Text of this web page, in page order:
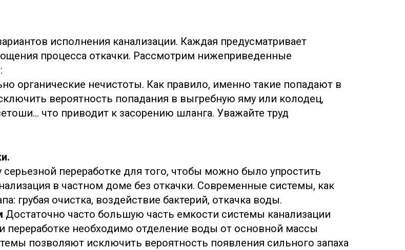
исполнения канализации. Каждая предусматривает
процесса откачки. Рассмотрим нижеприведенные
органические нечистоты. Как правило, именно такие попадают в
вероятность попадания в выгребную яму или колодец,
что приводит к засорению шланга. Уважайте труд
серьезной переработке для того, чтобы можно было упростить
в частном доме без откачки. Современные системы, как
грубая очистка, воздействие бактерий, откачка воды.
Достаточно часто большую часть емкости системы канализации
необходимо отделение воды от основной массы
позволяют исключить вероятность появления сильного запаха